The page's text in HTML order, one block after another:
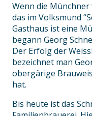
Wenn die
das im Volksmund
Gasthaus ist eine
begann Georg
Der Erfolg der
bezeichnet man
obergärige
hat.
Bis heute ist das